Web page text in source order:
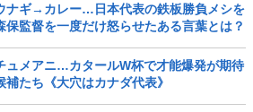
ギ→カレー…日本代表の鉄板勝負メシを
監督を一度だけ怒らせたある言葉とは？
ュメアニ…カタールW杯で才能爆発が期待
たち《大穴はカナダ代表》